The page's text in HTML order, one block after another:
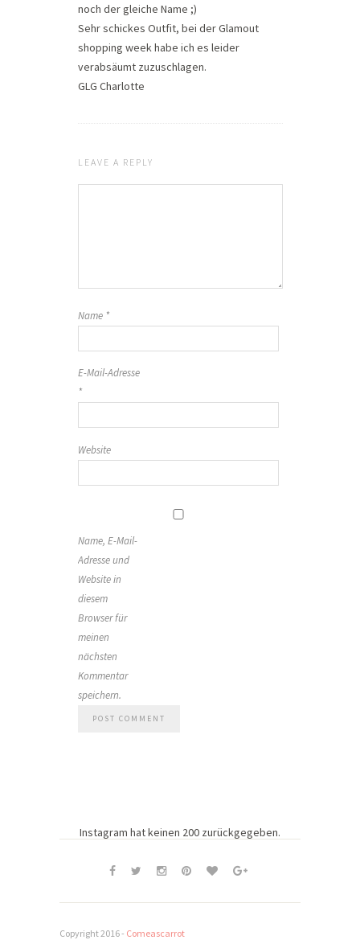
noch der gleiche Name ;)
Sehr schickes Outfit, bei der Glamout
shopping week habe ich es leider
verabsäumt zuzuschlagen.
GLG Charlotte
LEAVE A REPLY
Name *
E-Mail-Adresse
*
Website
Name, E-Mail-
Adresse und
Website in
diesem
Browser für
meinen
nächsten
Kommentar
speichern.
Instagram hat keinen 200 zurückgegeben.
Copyright 2016 - Comeascarrot